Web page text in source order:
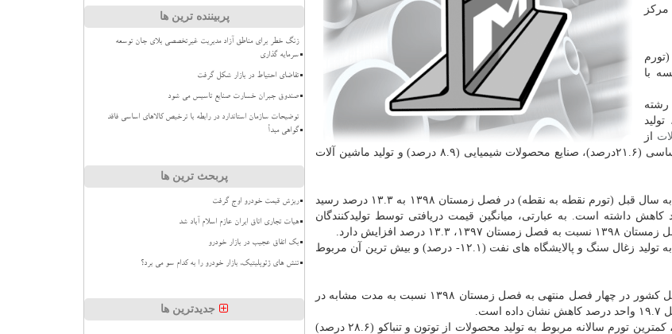
از جانب مرکز
مقایسه با
رشته
تولید
از
توتون و تنباکو (۰.۰) و بیش ترین آن به ترتیب مربوط به فلزات اساسی (۲۱.۶درصد)، صنایع محصولات شیمیایی (۸.۹ درصد) و تولید ماشین آلات
تغییرات شاخص قیمت تولیدکننده بخش صنعت نسبت به فصل مشابه سال قبل (تورم نقطه به نقطه) در فصل زمستان ۱۳۹۸ به ۱۳.۳ درصد رسید
همین اطلاع در در فصل قبل، ۱۳.۷ واحد درصد کاهش داشته است. به عبارتی، میانگین قیمت دریافتی توسط تولیدکنندگان
افزایش دارد.
در بخش های مختلف صنعتی، کمترین تورم نقطه به نقطه مربوط به تولید زغال سنگ و پالایشگاه های نفت (۱۲.۱- درصد) و بیش ترین آن مربوط
تغییرات میانگین شاخص قیمت تولیدکننده محصولات صنعتی در داخل کشور در چهار فصل منتهی به فصل زمستان ۱۳۹۸ نسبت به مدت مشابه در
در فصل مورد بررسی، در بین بخش های مختلف صنعتی در کشور، کمترین تورم سالانه مربوط به تولید محصولات از توتون و تنباکو (۲۸.۶ درصد)
پربیننده ترین ها
زنگ خطر برای مناطق آزاد مدیریت غیرتخصصی بلای جان توسعه
سرمایه گذاری
تقاضای احتیاط در بازار شکل گرفت
صندوق جبران خسارت صنایع تاسیس می شود
توضیحات سازمان استاندارد در رابطه با ترخیص کالاهای اساسی فاقد
گواهی مبدأ
پربحث ترین ها
ریزش قیمت خودرو اوج گرفت
هیات تجاری اتاق ایران عازم اسلام آباد شد
بک اتفاق عجیب در بازار خودرو
تنش های ژئوپلیتیک، بازار خودرو را به کدام سو می برد؟
جدیدترین ها